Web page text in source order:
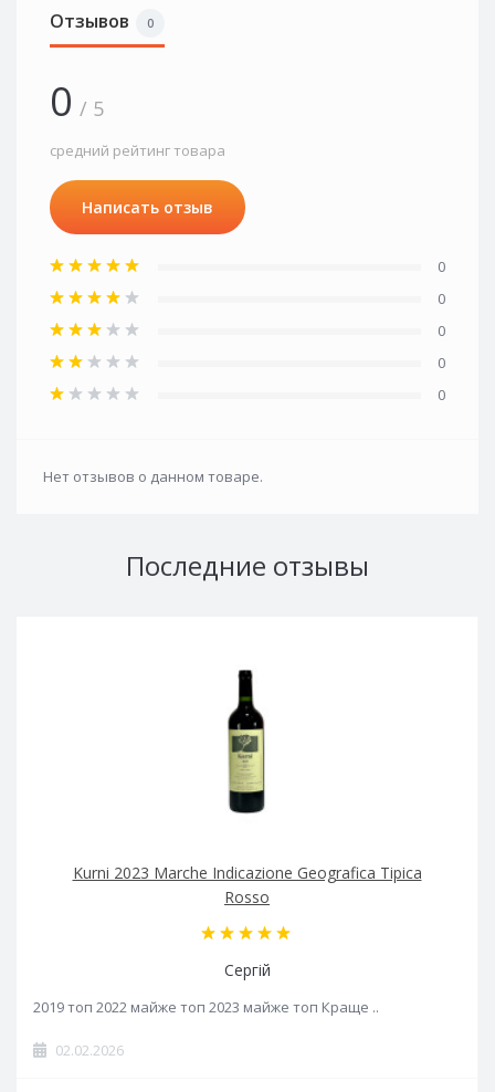
Отзывов 0
0 / 5
средний рейтинг товара
Написать отзыв
0
0
0
0
0
Нет отзывов о данном товаре.
Последние отзывы
Kurni 2023 Marche Indicazione Geografica Tipica
Rosso
Сергій
2019 топ 2022 майже топ 2023 майже топ Краще ..
02.02.2026